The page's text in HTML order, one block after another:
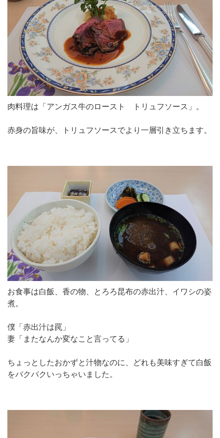
肉料理は「アンガス牛のロースト トリュフソース」。
赤身の旨味が、トリュフソースでより一層引き立ちます。
お食事は白飯、香の物、とろろ昆布の赤出汁、イワシの姿
煮。
僕「赤出汁は罠」
妻「またなんか変なこと言ってる」
ちょっとしたおかずと汁物なのに、どれも美味すぎて白飯
をバクバクいっちゃいました。